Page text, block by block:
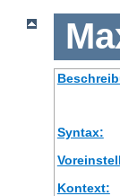
Syntax:
Kontext: